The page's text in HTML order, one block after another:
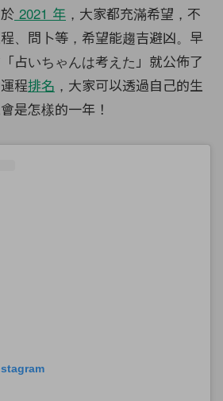
2021 年 ，大家都充滿希望，不
、問卜等，希望能趨吉避凶。早
占いちゃんは考えた」就公佈了
程排名 ，大家可以透過自己的生
是怎樣的一年！